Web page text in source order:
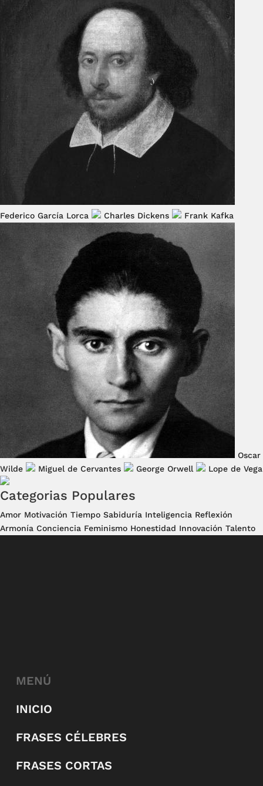
Federico García Lorca Charles Dickens Frank Kafka
Oscar
Wilde
Miguel de Cervantes George Orwell Lope de Vega
Categorias Populares
Amor Motivación Tiempo Sabiduría Inteligencia Reflexión
Armonía Conciencia Feminismo Honestidad Innovación Talento
MENÚ
INICIO
FRASES CÉLEBRES
FRASES CORTAS